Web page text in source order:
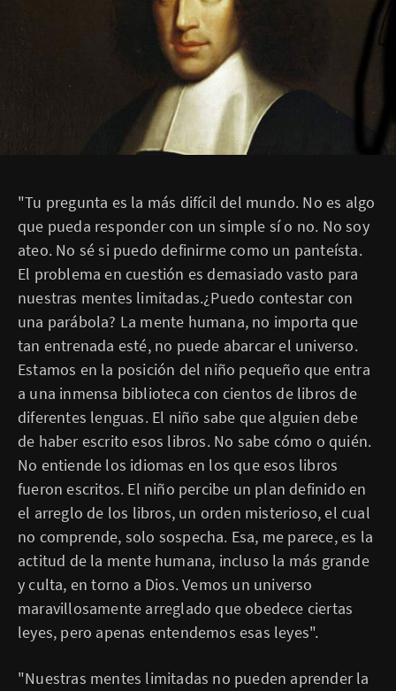
"Tu pregunta es la más difícil del mundo. No es algo
que pueda responder con un simple sí o no. No soy
ateo. No sé si puedo definirme como un panteísta.
El problema en cuestión es demasiado vasto para
nuestras mentes limitadas.¿Puedo contestar con
una parábola? La mente humana, no importa que
tan entrenada esté, no puede abarcar el universo.
Estamos en la posición del niño pequeño que entra
a una inmensa biblioteca con cientos de libros de
diferentes lenguas. El niño sabe que alguien debe
de haber escrito esos libros. No sabe cómo o quién.
No entiende los idiomas en los que esos libros
fueron escritos. El niño percibe un plan definido en
el arreglo de los libros, un orden misterioso, el cual
no comprende, solo sospecha. Esa, me parece, es la
actitud de la mente humana, incluso la más grande
y culta, en torno a Dios. Vemos un universo
maravillosamente arreglado que obedece ciertas
leyes, pero apenas entendemos esas leyes".
"Nuestras mentes limitadas no pueden aprender la